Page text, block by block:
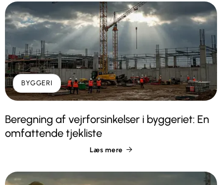
BYGGERI
Beregning af vejrforsinkelser i byggeriet: En
omfattende tjekliste
Læs mere 